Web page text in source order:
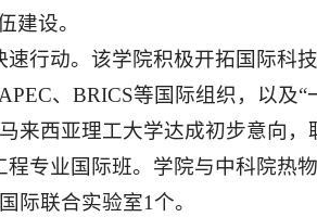
建设。
行动。该学院积极开拓国际科
、BRICS等国际组织，以及“
来西亚理工大学达成初步意向，
专业国际班。学院与中科院热物
际联合实验室1个。